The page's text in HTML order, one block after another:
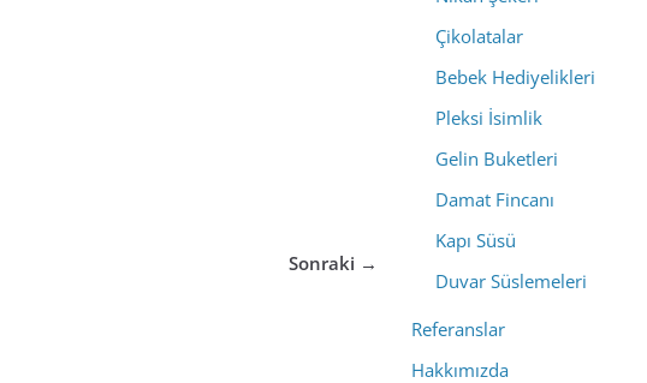
Sonraki →
Çikolatalar
Bebek Hediyelikleri
Pleksi İsimlik
Gelin Buketleri
Damat Fincanı
Kapı Süsü
Duvar Süslemeleri
Referanslar
Hakkımızda